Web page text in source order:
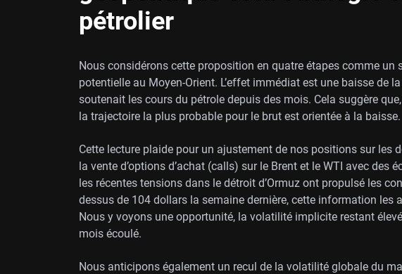
pétrolier
Nous considérons cette proposition en quatre étapes comme un
potentielle au Moyen-Orient. L’effet immédiat est une baisse de
soutenait les cours du pétrole depuis des mois. Cela suggère
la trajectoire la plus probable pour le brut est orientée à la baisse.
Cette lecture plaide pour un ajustement de nos positions sur les
la vente d’options d’achat (calls) sur le Brent et le WTI avec des
les récentes tensions dans le détroit d’Ormuz ont propulsé les
dessus de 104 dollars la semaine dernière, cette information les
Nous y voyons une opportunité, la volatilité implicite restant
mois écoulé.
Nous anticipons également un recul de la volatilité globale du